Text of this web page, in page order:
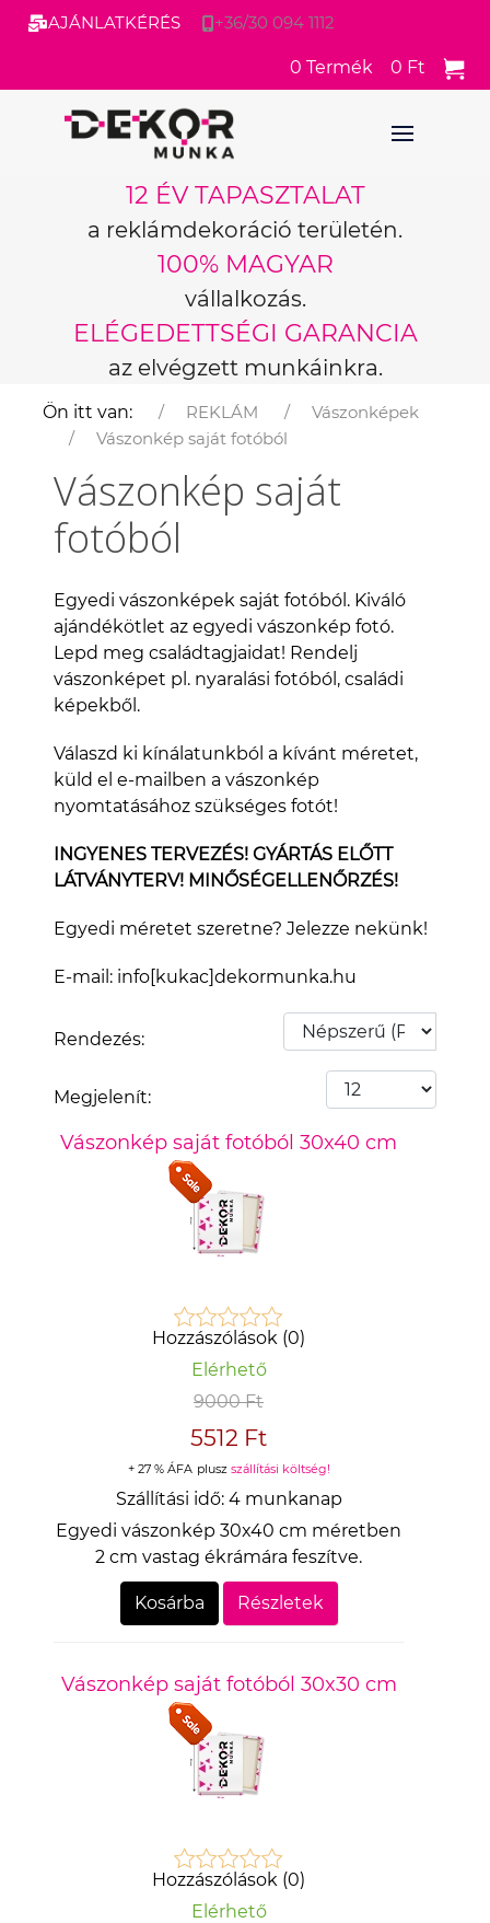
AJÁNLATKÉRÉS +36/30 094 1112
0 Termék 0 Ft
12 ÉV TAPASZTALAT
a reklámdekoráció területén.
100% MAGYAR
vállalkozás.
ELÉGEDETTSÉGI GARANCIA
az elvégzett munkáinkra.
Ön itt van: REKLÁM
Vászonképek
Vászonkép saját fotóból
Vászonkép saját
fotóból
Egyedi vászonképek saját fotóból. Kiváló
ajándékötlet az egyedi vászonkép fotó.
Lepd meg családtagjaidat! Rendelj
vászonképet pl. nyaralási fotóból, családi
képekből.
Válaszd ki kínálatunkból a kívánt méretet,
küld el e-mailben a vászonkép
nyomtatásához szükséges fotót!
INGYENES TERVEZÉS! GYÁRTÁS ELŐTT
LÁTVÁNYTERV! MINŐSÉGELLENŐRZÉS!
Egyedi méretet szeretne? Jelezze nekünk!
E-mail: info[kukac]dekormunka.hu
Rendezés:
Megjelenít:
Vászonkép saját fotóból 30x40 cm
Hozzászólások (0)
Elérhető
9000 Ft
5512 Ft
+ 27 % ÁFA plusz szállítási költség!
Szállítási idő: 4 munkanap
Egyedi vászonkép 30x40 cm méretben
2 cm vastag ékrámára feszítve.
Kosárba Részletek
Vászonkép saját fotóból 30x30 cm
Hozzászólások (0)
Elérhető